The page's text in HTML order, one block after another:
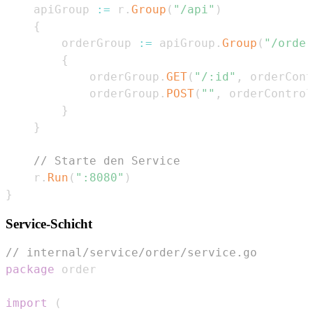
    apiGroup
:= r . Group ( "/api" )
{
        orderGroup
:= apiGroup . Group ( "/
{
            orderGroup
. GET( "/:id" ,
            orderGroup
. POST( "" ,
}
}
// Starte den Service
    r
. Run ( ":8080" )
}
Service-Schicht
// internal/service/order/service.go
package
import
(